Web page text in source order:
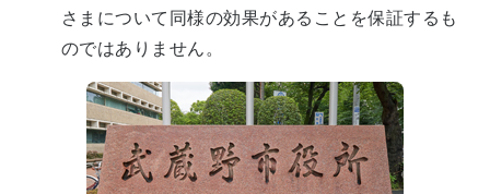
さまについて同様の効果があることを保証するも
のではありません。